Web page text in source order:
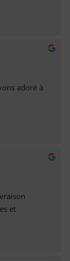
adoré à
et